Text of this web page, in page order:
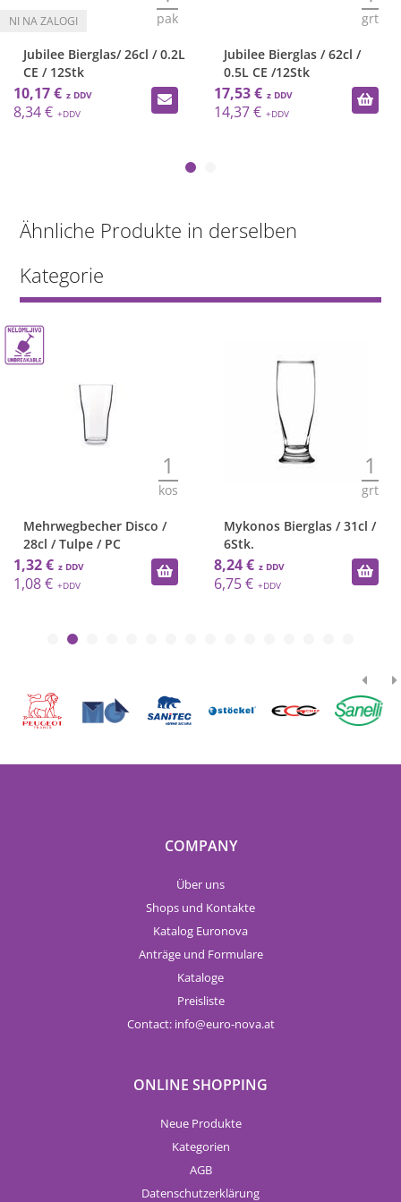
pak
Jubilee Bierglas/ 26cl / 0.2L
CE / 12Stk
10,17 €
8,34 €
grt
Jubilee Bierglas / 62cl /
0.5L CE /12Stk
17,53 €
14,37 €
Ähnliche Produkte in derselben
Kategorie
1
kos
Mehrwegbecher Disco /
28cl / Tulpe / PC
1,32 €
1,08 €
1
grt
Mykonos Bierglas / 31cl /
6Stk.
8,24 €
6,75 €
COMPANY
Über uns
Shops und Kontakte
Katalog Euronova
Anträge und Formulare
Kataloge
Preisliste
Contact: info euro-nova.at
ONLINE SHOPPING
Neue Produkte
Kategorien
AGB
Datenschutzerklärung